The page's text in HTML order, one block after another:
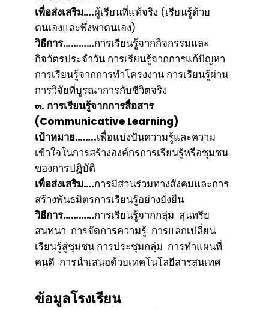
เพื่อส่งเสริม….ผู้เรียนที่แท้จริง (เรียนรู้ด้วย
ตนเองและพึ่งพาตนเอง)
วิธีการ…………การเรียนรู้จากกิจกรรมและ
กิจวัตรประจำวัน การเรียนรู้จากการแก้ปัญหา
การเรียนรู้จากการทำโครงงาน การเรียนรู้ผ่าน
การวิจัยที่บูรณาการกับชีวิตจริง
๓. การเรียนรู้จากการสื่อสาร
(Communicative Learning)
เป้าหมาย……..เพื่อแบ่งปันความรู้และความ
เข้าใจในการสร้างองค์กรการเรียนรู้หรือชุมชน
ของการปฏิบัติ
เพื่อส่งเสริม….การมีส่วนร่วมทางสังคมและการ
สร้างพันธมิตรการเรียนรู้อย่างยั่งยืน
วิธีการ…………การเรียนรู้จากกลุ่ม สุนทรีย
สนทนา การจัดการความรู้ การแลกเปลี่ยน
เรียนรู้สู่ชุมชน การประชุมกลุ่ม การทำแผนที่
คนดี การนำเสนอด้วยเทคโนโลยีสารสนเทศ
ข้อมูลโรงเรียน